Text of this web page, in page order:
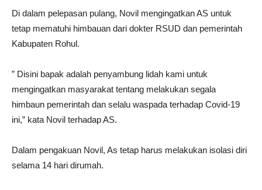
Di dalam pelepasan pulang, Novil mengingatkan AS untuk
tetap mematuhi himbauan dari dokter RSUD dan pemerintah
Kabupaten Rohul.
” Disini bapak adalah penyambung lidah kami untuk
mengingatkan masyarakat tentang melakukan segala
himbaun pemerintah dan selalu waspada terhadap Covid-19
ini,” kata Novil terhadap AS.
Dalam pengakuan Novil, As tetap harus melakukan isolasi diri
selama 14 hari dirumah.